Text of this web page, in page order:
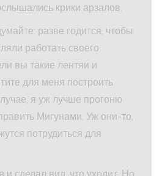
крики арзалов.
разве годится, чтобы
работать своего
вы такие лентяи и
для меня построить
я уж лучше прогоню
Мигунами. Уж они-то,
потрудиться для
и сделал вид, что уходит. Но